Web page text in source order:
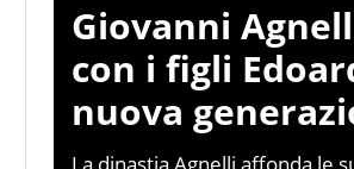
nell'ambito della creazione di
ruolo di libero. Cura una
Giovanni
con i figli
nuova